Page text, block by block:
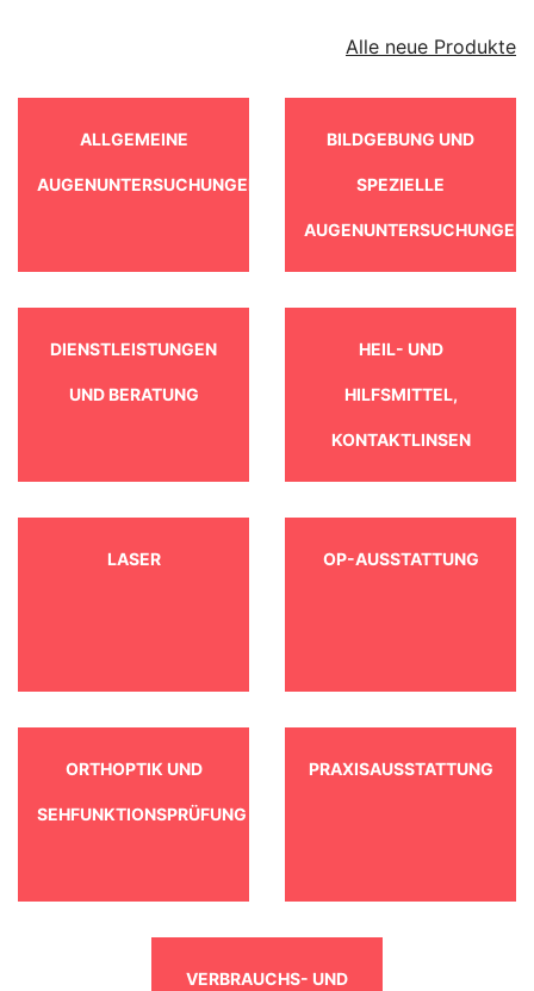
Alle neue Produkte
ALLGEMEINE
AUGENUNTERSUCHUNGEN
BILDGEBUNG UND
SPEZIELLE
AUGENUNTERSUCHUNGEN
DIENSTLEISTUNGEN
UND BERATUNG
HEIL- UND
HILFSMITTEL,
KONTAKTLINSEN
LASER OP-AUSSTATTUNG
ORTHOPTIK UND
SEHFUNKTIONSPRÜFUNG
PRAXISAUSSTATTUNG
VERBRAUCHS- UND